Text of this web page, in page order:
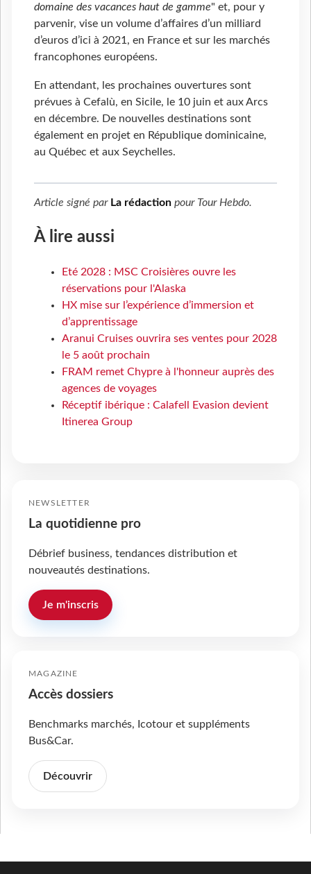
domaine des vacances haut de gamme" et, pour y
parvenir, vise un volume d’affaires d’un milliard
d’euros d’ici à 2021, en France et sur les marchés
francophones européens.
En attendant, les prochaines ouvertures sont
prévues à Cefalù, en Sicile, le 10 juin et aux Arcs
en décembre. De nouvelles destinations sont
également en projet en République dominicaine,
au Québec et aux Seychelles.
Article signé par La rédaction pour Tour Hebdo.
À lire aussi
Eté 2028 : MSC Croisières ouvre les
réservations pour l'Alaska
HX mise sur l’expérience d’immersion et
d’apprentissage
Aranui Cruises ouvrira ses ventes pour 2028
le 5 août prochain
FRAM remet Chypre à l'honneur auprès des
agences de voyages
Réceptif ibérique : Calafell Evasion devient
Itinerea Group
NEWSLETTER
La quotidienne pro
Débrief business, tendances distribution et
nouveautés destinations.
Je m'inscris
MAGAZINE
Accès dossiers
Benchmarks marchés, Icotour et suppléments
Bus&Car.
Découvrir